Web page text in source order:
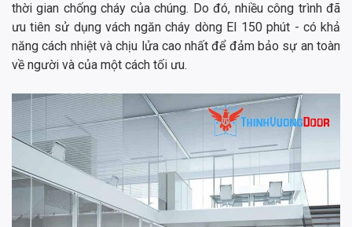
thời gian chống cháy của chúng. Do đó, nhiều công trình đã
ưu tiên sử dụng vách ngăn cháy dòng EI 150 phút - có khả
năng cách nhiệt và chịu lửa cao nhất để đảm bảo sự an toàn
về người và của một cách tối ưu.